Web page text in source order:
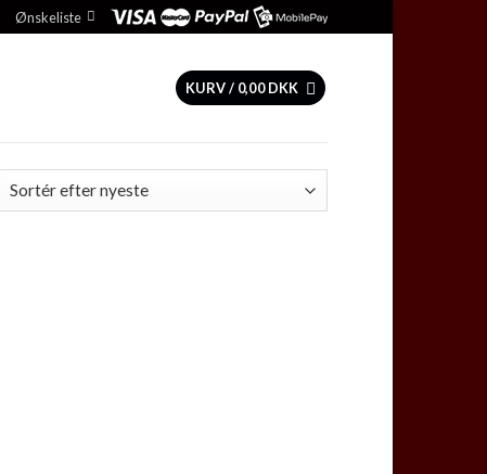
Ønskeliste
KURV / 0,00DKK